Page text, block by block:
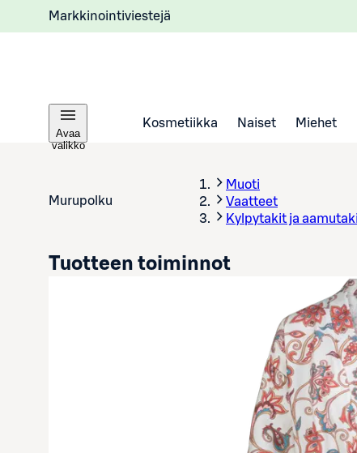
Markkinointiviestejä
Avaa
valikko
Kosmetiikka Naiset Miehet
Murupolku
Muoti
Vaatteet
Kylpytakit ja
Tuotteen toiminnot